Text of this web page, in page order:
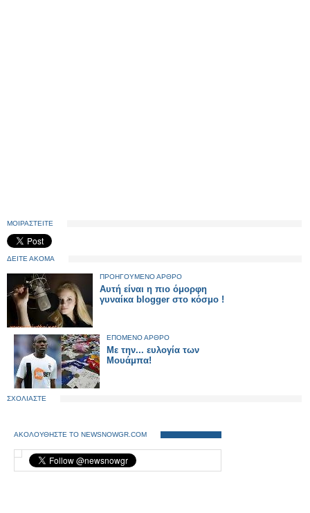
ΜΟΙΡΑΣΤΕΙΤΕ
ΔΕΙΤΕ ΑΚΟΜΑ
ΠΡΟΗΓΟΥΜΕΝΟ ΑΡΘΡΟ
Αυτή είναι η πιο όμορφη
γυναίκα blogger στο κόσμο !
ΕΠΟΜΕΝΟ ΑΡΘΡΟ
Με την... ευλογία των
Μουάμπα!
ΣΧΟΛΙΑΣΤΕ
ΑΚΟΛΟΥΘΗΣΤΕ ΤΟ NEWSNOWGR.COM